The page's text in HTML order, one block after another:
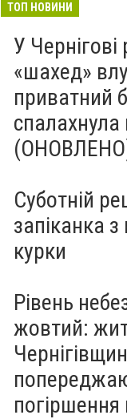
ТОП НОВИНИ
У Чернігові
«шахед»
приватний
Суботній
запіканка з
курки
Рівень
жовтий:
погіршення